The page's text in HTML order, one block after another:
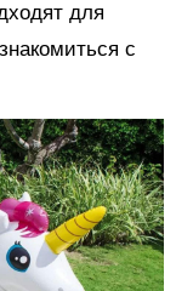
для
с